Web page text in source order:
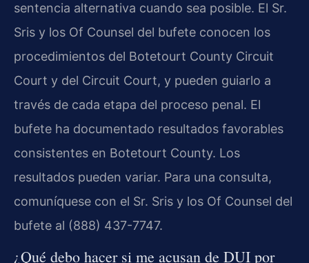
sentencia alternativa cuando sea posible. El Sr.
Sris y los Of Counsel del bufete conocen los
procedimientos del Botetourt County Circuit
Court y del Circuit Court, y pueden guiarlo a
través de cada etapa del proceso penal. El
bufete ha documentado resultados favorables
consistentes en Botetourt County. Los
resultados pueden variar. Para una consulta,
comuníquese con el Sr. Sris y los Of Counsel del
bufete al (888) 437-7747.
¿Qué debo hacer si me acusan de DUI por